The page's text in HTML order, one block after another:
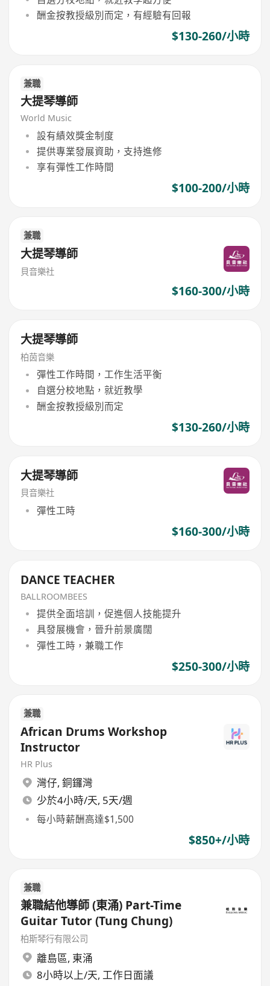
酬金按教授級別而定，有經驗有回報
$130-260/小時
兼職
大提琴導師
World Music
設有績效獎金制度
提供專業發展資助，支持進修
享有彈性工作時間
$100-200/小時
兼職
大提琴導師
貝音樂社
$160-300/小時
大提琴導師
柏茵音樂
彈性工作時間，工作生活平衡
自選分校地點，就近教學
酬金按教授級別而定
$130-260/小時
大提琴導師
貝音樂社
彈性工時
$160-300/小時
DANCE TEACHER
BALLROOMBEES
提供全面培訓，促進個人技能提升
具發展機會，晉升前景廣闊
彈性工時，兼職工作
$250-300/小時
兼職
African Drums Workshop
Instructor
HR Plus
灣仔, 銅鑼灣
少於4小時/天, 5天/週
每小時薪酬高達$1,500
$850+/小時
兼職
兼職結他導師 (東涌) Part-Time
Guitar Tutor (Tung Chung)
柏斯琴行有限公司
離島區, 東涌
8小時以上/天, 工作日面議